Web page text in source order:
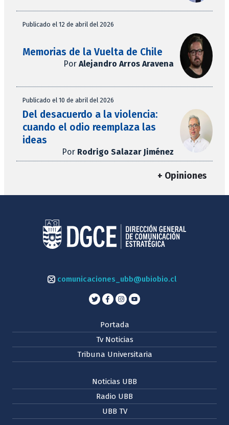
Publicado el 12 de abril del 2026
Memorias de la Vuelta de Chile
Por Alejandro Arros Aravena
Publicado el 10 de abril del 2026
Del desacuerdo a la violencia:
cuando el odio reemplaza las
ideas
Por Rodrigo Salazar Jiménez
+ Opiniones
comunicaciones_ubb@ubiobio.cl
Portada
Tv Noticias
Tribuna Universitaria
Noticias UBB
Radio UBB
UBB TV